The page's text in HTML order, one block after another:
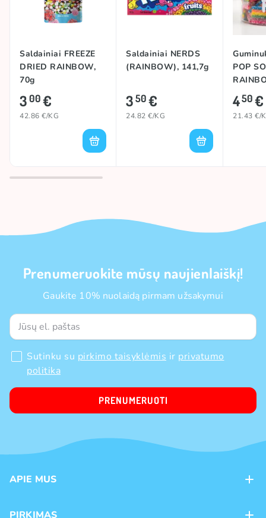
Saldainiai FREEZE
DRIED RAINBOW,
70g
300€
42.86 €/KG
Saldainiai NERDS
(RAINBOW), 141,7g
350€
24.82 €/KG
POP
210g
450€
21.43 €/
Prenumeruokite mūsų naujienlaiškį!
Gaukite 10% nuolaidą pirmam užsakymui
Sutinku su pirkimo taisyklėmis ir privatumo
politika
PRENUMERUOTI
APIE MUS
PIRKIMAS